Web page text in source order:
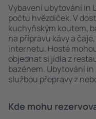
Vybavení ubytování in
počtu hvězdiček. V
kuchyňským koutem,
na přípravu kávy a
internetu. Hosté
objednat si jídla z
bazénem. Ubytování
službou přepravy z
Kde mohu